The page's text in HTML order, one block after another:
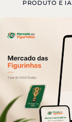
PRODUTO E IA